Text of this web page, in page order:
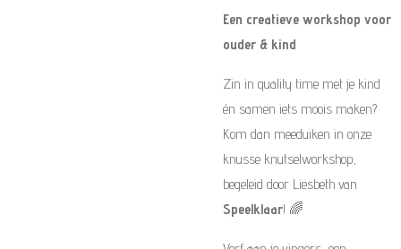
Een creatieve workshop voor
ouder & kind
Zin in quality time met je kind
én samen iets moois maken?
Kom dan meeduiken in onze
knusse knutselworkshop,
begeleid door Liesbeth van
Speelklaar! 🌈